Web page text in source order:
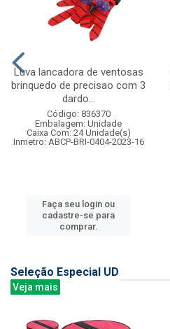
Luva lancadora de ventosas
brinquedo de precisao com 3
dardo...
Código: 836370
Embalagem: Unidade
Caixa Com: 24 Unidade(s)
Inmetro: ABCP-BRI-0404-2023-16
Faça seu login ou
cadastre-se para
comprar.
Seleção Especial UD
Veja mais